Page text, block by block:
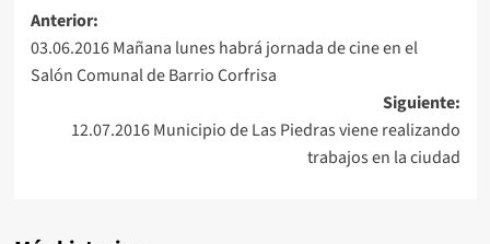
Navegación
de
entradas
Anterior:
03.06.2016 Mañana lunes habrá jornada de cine en el
Salón Comunal de Barrio Corfrisa
Siguiente:
12.07.2016 Municipio de Las Piedras viene realizando
trabajos en la ciudad